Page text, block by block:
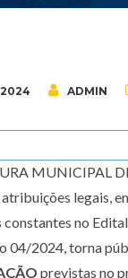
ADMIN
MUNICIPAL
atribuições legais,
constantes no
04/2024, torna
previstas no